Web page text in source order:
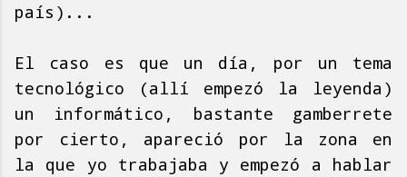
país)...
El caso es que un día, por un tema
tecnológico (allí empezó la leyenda)
un informático, bastante gamberrete
por cierto, apareció por la zona en
la que yo trabajaba y empezó a hablar